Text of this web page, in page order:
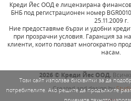
Креди Йес ООД е лицензирана
БНБ под регистрационен номер
25.11.2009 г.
Ние предоставяме бързи и удобни
при прозрачни условия. Гаранция за
клиенти, които ползват многократно
насам.
2026 © Креди Йес ООД.
Created and design by
Този сайт използва бисквитки за да
потребителите. Ако решите да продължите